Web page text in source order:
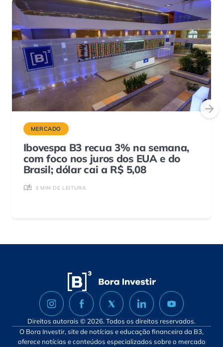
MERCADO
Ibovespa B3 recua 3% na semana,
com foco nos juros dos EUA e do
Brasil; dólar cai a R$ 5,08
3 MIN DE LEITURA
Direitos autorais © 2026. Todos os direitos reservados.
O Bora Investir, site de notícias e educação financeira da B3,
oferece notícias e conteúdos especializados sobre o mercado